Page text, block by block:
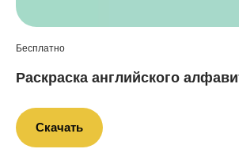
Бесплатно
Раскраска английского
Скачать